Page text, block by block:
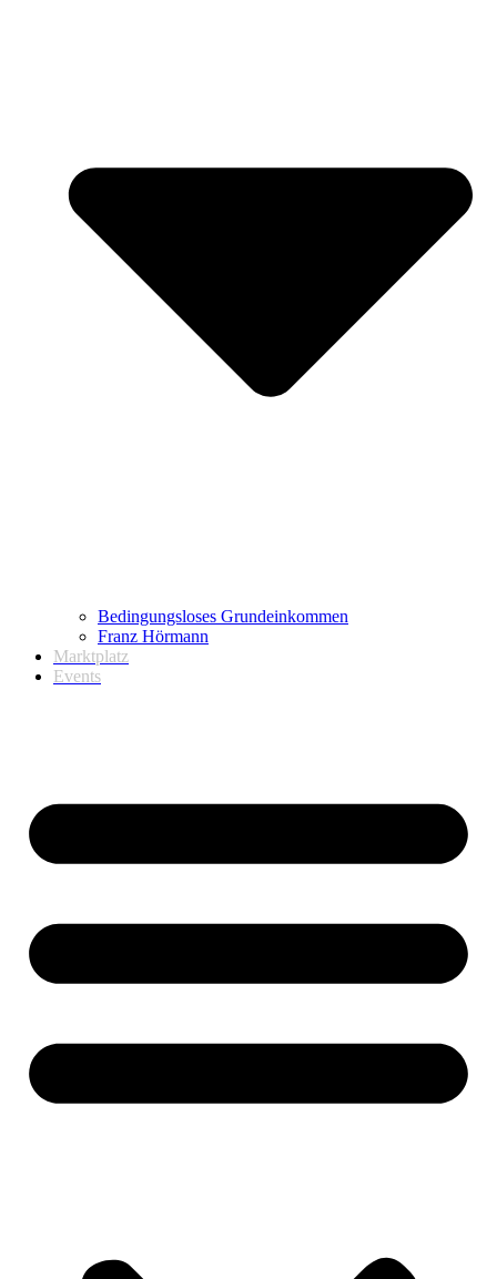
Bedingungsloses Grundeinkommen
Franz Hörmann
Marktplatz
Events